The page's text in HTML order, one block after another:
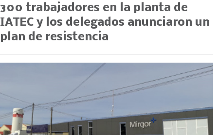
300 trabajadores en la planta de
IATEC y los delegados anunciaron un
plan de resistencia